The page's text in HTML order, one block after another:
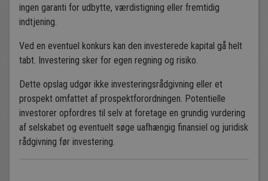
ingen garanti for udbytte, værdistigning eller fremtidig
indtjening.
Ved en eventuel konkurs kan den investerede kapital gå helt
tabt. Investering sker for egen regning og risiko.
Dette opslag udgør ikke investeringsrådgivning eller et
prospekt omfattet af prospektforordningen. Potentielle
investorer opfordres til selv at foretage en grundig vurdering
af selskabet og eventuelt søge uafhængig finansiel og juridisk
rådgivning før investering.